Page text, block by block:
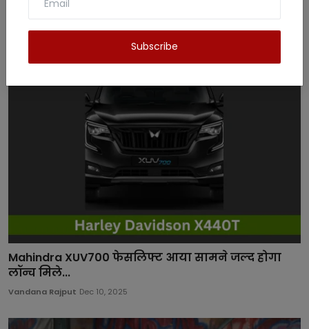
Subscribe
Related Posts
Mahindra XUV700 फेसलिफ्ट आया सामने जल्द होगा
लॉन्च मिले...
Vandana Rajput Dec 10, 2025